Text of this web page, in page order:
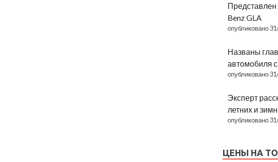
Benz GLA
опубликовано
Названы
автомобиля
опубликовано
Эксперт
летних и
опубликовано
ЦЕНЫ НА